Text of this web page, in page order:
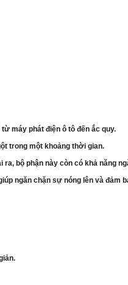
máy phát điện ô tô đến ắc quy.
trong một khoảng thời gian.
bộ phận này còn có khả năng
ngăn chặn sự nóng lên và đảm